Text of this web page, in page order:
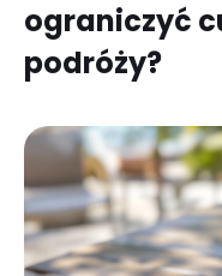
ograniczyć
podróży?